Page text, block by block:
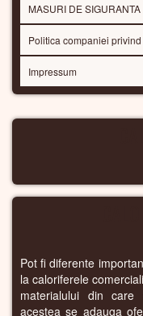
MASURI DE SIGURANTA
Politica companiei
Impressum
Pot fi diferente
la caloriferele
materialului din
acestea se adauga